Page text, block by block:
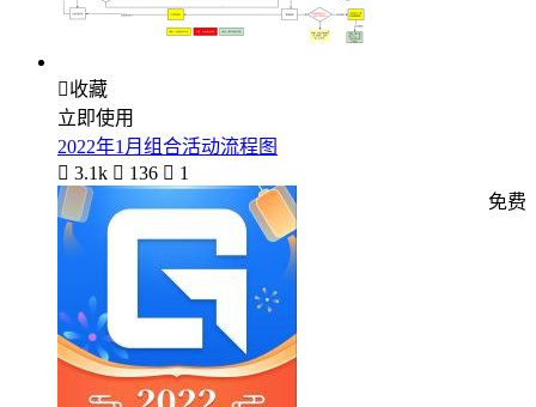
收藏
立即使用
2022年1月组合活动流程图
 3.1k  136  1
免费